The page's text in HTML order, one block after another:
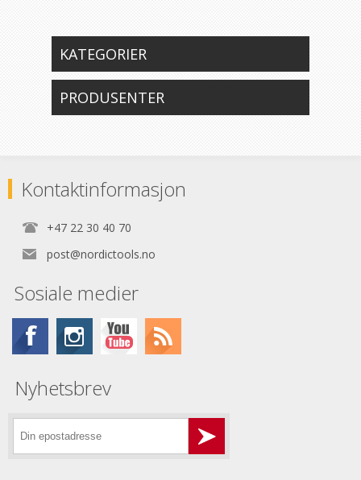
KATEGORIER
PRODUSENTER
Kontaktinformasjon
+47 22 30 40 70
post@nordictools.no
Sosiale medier
Nyhetsbrev